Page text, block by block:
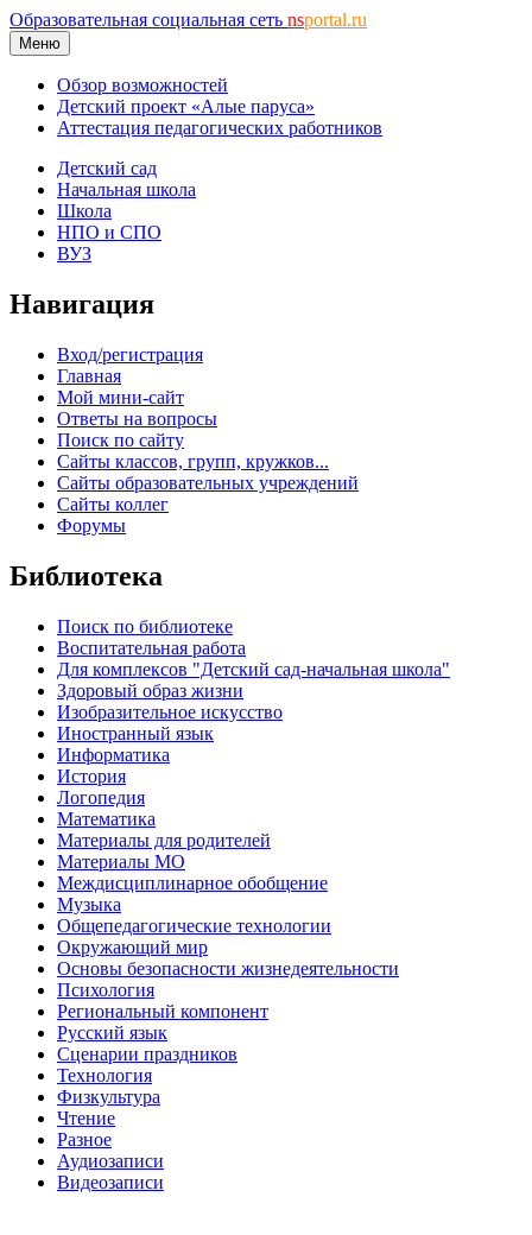
Образовательная социальная сеть nsportal.ru
Меню
Обзор возможностей
Детский проект «Алые паруса»
Аттестация педагогических работников
Детский сад
Начальная школа
Школа
НПО и СПО
ВУЗ
Навигация
Вход/регистрация
Главная
Мой мини-сайт
Ответы на вопросы
Поиск по сайту
Сайты классов, групп, кружков...
Сайты образовательных учреждений
Сайты коллег
Форумы
Библиотека
Поиск по библиотеке
Воспитательная работа
Для комплексов "Детский сад-начальная школа"
Здоровый образ жизни
Изобразительное искусство
Иностранный язык
Информатика
История
Логопедия
Математика
Материалы для родителей
Материалы МО
Междисциплинарное обобщение
Музыка
Общепедагогические технологии
Окружающий мир
Основы безопасности жизнедеятельности
Психология
Региональный компонент
Русский язык
Сценарии праздников
Технология
Физкультура
Чтение
Разное
Аудиозаписи
Видеозаписи